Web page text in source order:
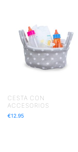
CESTA CON
ACCESORIOS
€12.95